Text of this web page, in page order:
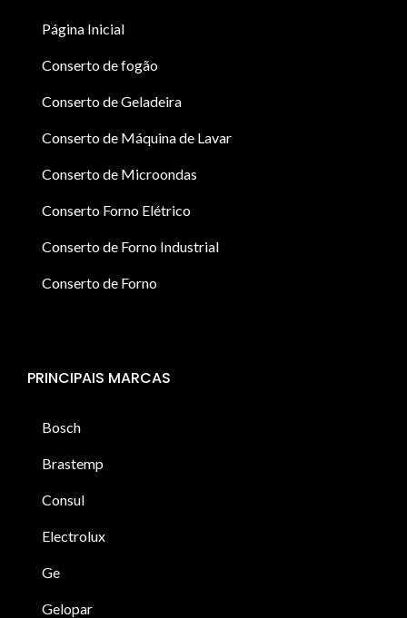
Página Inicial
Conserto de fogão
Conserto de Geladeira
Conserto de Máquina de Lavar
Conserto de Microondas
Conserto Forno Elétrico
Conserto de Forno Industrial
Conserto de Forno
PRINCIPAIS MARCAS
Bosch
Brastemp
Consul
Electrolux
Ge
Gelopar